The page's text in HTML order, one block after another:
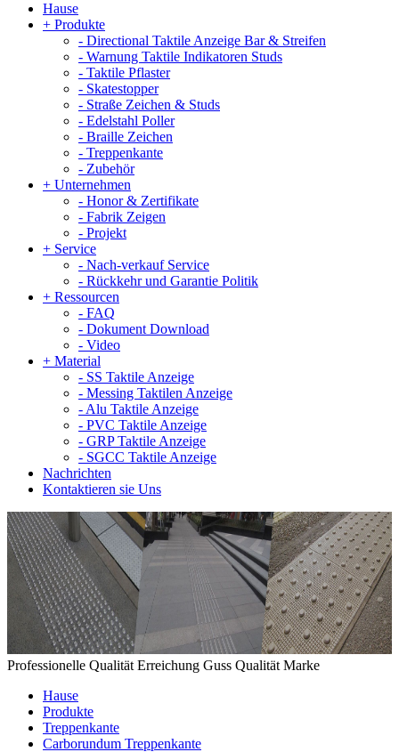
Hause
+ Produkte
- Directional Taktile Anzeige Bar & Streifen
- Warnung Taktile Indikatoren Studs
- Taktile Pflaster
- Skatestopper
- Straße Zeichen & Studs
- Edelstahl Poller
- Braille Zeichen
- Treppenkante
- Zubehör
+ Unternehmen
- Honor & Zertifikate
- Fabrik Zeigen
- Projekt
+ Service
- Nach-verkauf Service
- Rückkehr und Garantie Politik
+ Ressourcen
- FAQ
- Dokument Download
- Video
+ Material
- SS Taktile Anzeige
- Messing Taktilen Anzeige
- Alu Taktile Anzeige
- PVC Taktile Anzeige
- GRP Taktile Anzeige
- SGCC Taktile Anzeige
Nachrichten
Kontaktieren sie Uns
Professionelle Qualität Erreichung Guss Qualität Marke
Hause
Produkte
Treppenkante
Carborundum Treppenkante